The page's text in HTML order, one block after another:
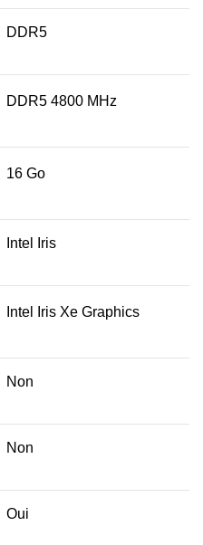
DDR5
DDR5 4800 MHz
16 Go
Intel Iris
Intel Iris Xe Graphics
Non
Non
Oui